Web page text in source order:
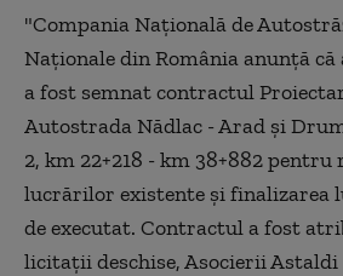
"Compania Naţională de
Naţionale din România anunţă că
a fost semnat contractul
Autostrada Nădlac - Arad şi
2, km 22+218 - km 38+882 pentru
lucrărilor existente şi finalizarea
de executat. Contractul a fost
licitaţii deschise, Asocierii Astaldi